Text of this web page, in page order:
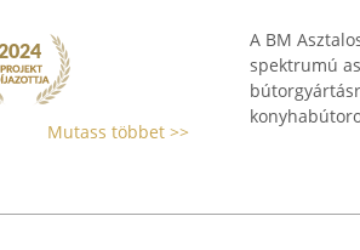
Mutass többet >>
A BM
spektrumú